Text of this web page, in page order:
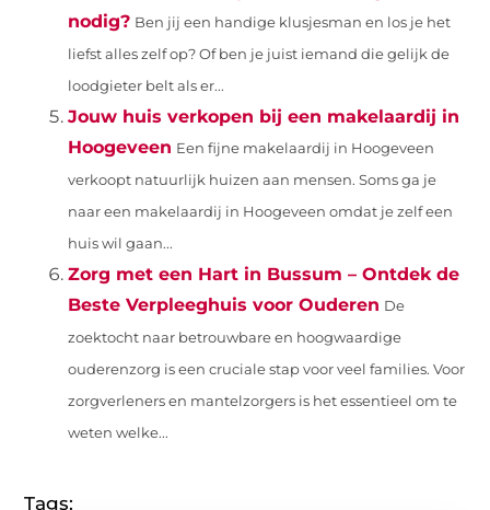
nodig? Ben jij een handige klusjesman en los je het
liefst alles zelf op? Of ben je juist iemand die gelijk de
loodgieter belt als er...
Jouw huis verkopen bij een makelaardij in
Hoogeveen Een fijne makelaardij in Hoogeveen
verkoopt natuurlijk huizen aan mensen. Soms ga je
naar een makelaardij in Hoogeveen omdat je zelf een
huis wil gaan...
Zorg met een Hart in Bussum – Ontdek de
Beste Verpleeghuis voor Ouderen De
zoektocht naar betrouwbare en hoogwaardige
ouderenzorg is een cruciale stap voor veel families. Voor
zorgverleners en mantelzorgers is het essentieel om te
weten welke...
Tags: